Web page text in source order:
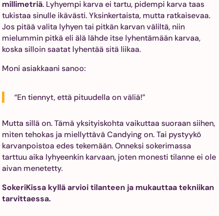
millimetriä. Lyhyempi karva ei tartu, pidempi karva taas
tukistaa sinulle ikävästi. Yksinkertaista, mutta ratkaisevaa.
Jos pitää valita lyhyen tai pitkän karvan väliltä, niin
mielummin pitkä eli älä lähde itse lyhentämään karvaa,
koska silloin saatat lyhentää sitä liikaa.
Moni asiakkaani sanoo:
“En tiennyt, että pituudella on väliä!”
Mutta sillä on. Tämä yksityiskohta vaikuttaa suoraan siihen,
miten tehokas ja miellyttävä Candying on. Tai pystyykö
karvanpoistoa edes tekemään. Onneksi sokerimassa
tarttuu aika lyhyeenkin karvaan, joten monesti tilanne ei ole
aivan menetetty.
SokeriKissa kyllä arvioi tilanteen ja mukauttaa tekniikan
tarvittaessa.